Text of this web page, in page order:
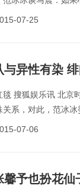
07-25
与异性有染
毯 搜狐娱乐讯 北京
关系，对此，范冰
07-06
馨予也扮花仙